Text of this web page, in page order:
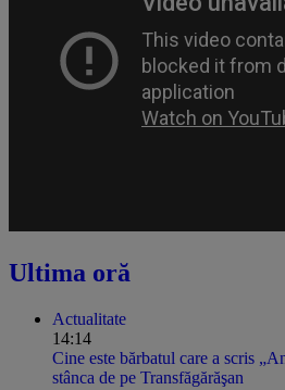
Ultima oră
Actualitate
14:14
Cine este bărbatul care a scris
stânca de pe Transfăgărăşan